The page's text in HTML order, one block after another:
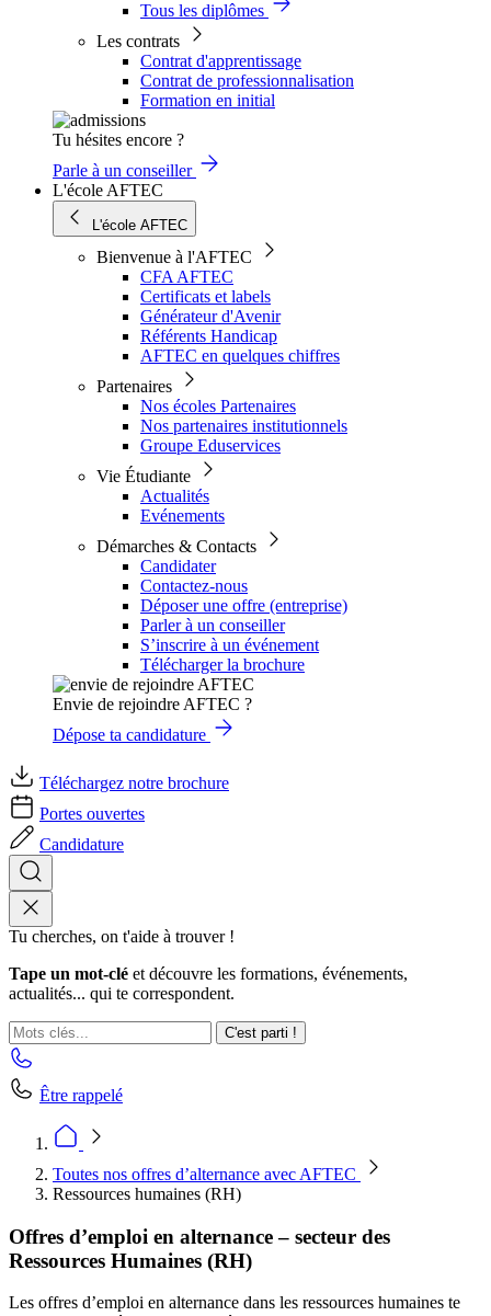
Tous les diplômes
Les contrats
Contrat d'apprentissage
Contrat de professionnalisation
Formation en initial
Tu hésites encore ?
Parle à un conseiller
L'école AFTEC
L'école AFTEC
Bienvenue à l'AFTEC
CFA AFTEC
Certificats et labels
Générateur d'Avenir
Référents Handicap
AFTEC en quelques chiffres
Partenaires
Nos écoles Partenaires
Nos partenaires institutionnels
Groupe Eduservices
Vie Étudiante
Actualités
Evénements
Démarches & Contacts
Candidater
Contactez-nous
Déposer une offre (entreprise)
Parler à un conseiller
S’inscrire à un événement
Télécharger la brochure
Envie de rejoindre AFTEC ?
Dépose ta candidature
Téléchargez notre brochure
Portes ouvertes
Candidature
Tu cherches, on t'aide à trouver !
Tape un mot-clé et découvre les formations, événements,
actualités... qui te correspondent.
C'est parti !
Être rappelé
Toutes nos offres d’alternance avec AFTEC
Ressources humaines (RH)
Offres d’emploi en alternance – secteur des
Ressources Humaines (RH)
Les offres d’emploi en alternance dans les ressources humaines te